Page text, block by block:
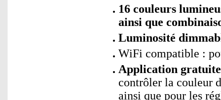
16 couleurs
ainsi que
Luminosité
WiFi compatible :
Application
contrôler la couleur
ainsi que pour les